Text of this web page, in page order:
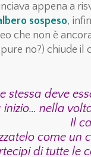
appena a
sospeso,
che non è
no?) chiude
stessa deve
inizio… nella
Il
come un
di tutte le